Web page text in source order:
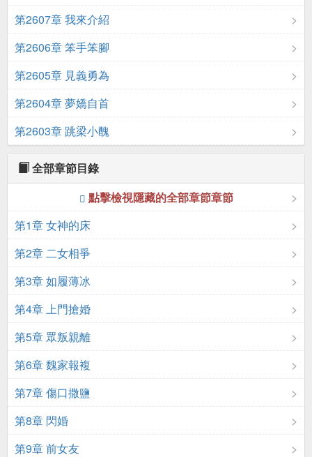
第2607章 我來介紹
第2606章 笨手笨腳
第2605章 見義勇為
第2604章 夢嬌自首
第2603章 跳梁小醜
全部章節目錄
點擊檢視隱藏的全部章節章節
第1章 女神的床
第2章 二女相爭
第3章 如履薄冰
第4章 上門搶婚
第5章 眾叛親離
第6章 魏家報複
第7章 傷口撒鹽
第8章 閃婚
第9章 前女友